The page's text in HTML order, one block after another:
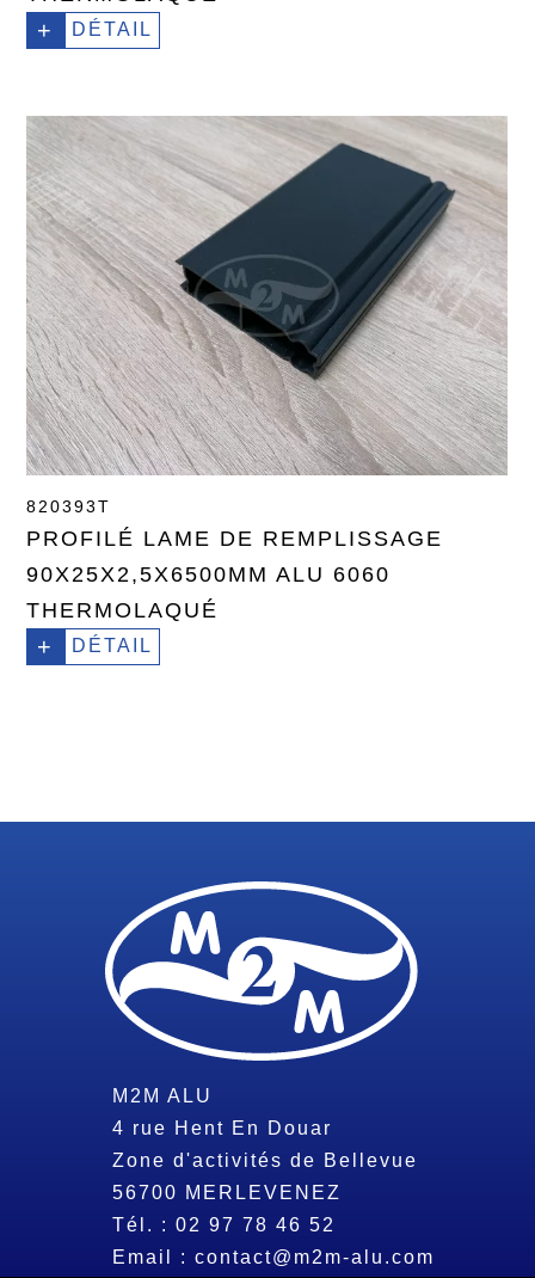
+ DÉTAIL
820393T
PROFILÉ LAME DE REMPLISSAGE
90X25X2,5X6500MM ALU 6060
THERMOLAQUÉ
+ DÉTAIL
M2M ALU
4 rue Hent En Douar
Zone d'activités de Bellevue
56700 MERLEVENEZ
Tél. :02 97 78 46 52
Email :contact@m2m-alu.com